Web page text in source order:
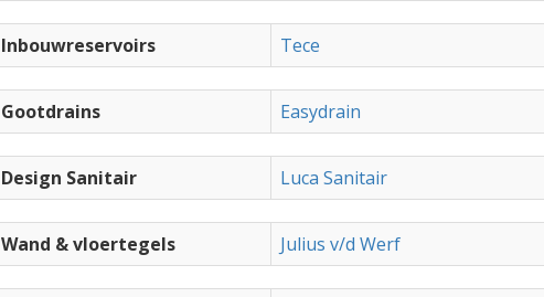
Inbouwreservoirs Tece
Gootdrains Easydrain
Design Sanitair Luca Sanitair
Wand & vloertegels Julius v/d Werf